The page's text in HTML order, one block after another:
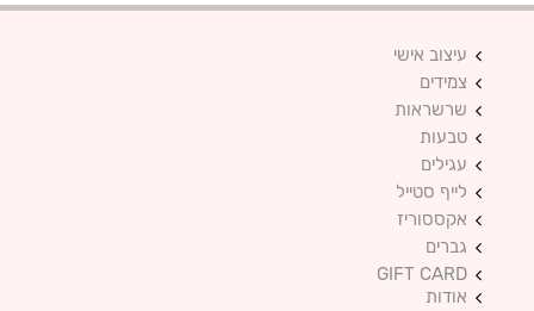
עיצוב אישי
צמידים
שרשראות
טבעות
עגילים
לייף סטייל
אקססוריז
גברים
GIFT CARD
אודות